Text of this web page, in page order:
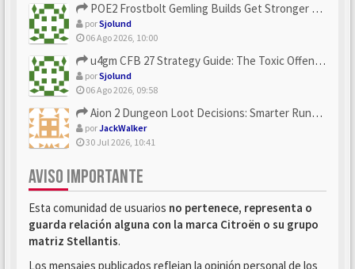
POE2 Frostbolt Gemling Builds Get Stronger With u4gm’s Ice C...
porSjolund
06 Ago 2026, 10:00
u4gm CFB 27 Strategy Guide: The Toxic Offensive Scheme Your ...
porSjolund
06 Ago 2026, 09:58
Aion 2 Dungeon Loot Decisions: Smarter Runs With U4N
porJackWalker
30 Jul 2026, 10:41
AVISO IMPORTANTE
Esta comunidad de usuarios no pertenece, representa o
guarda relación alguna con la marca Citroën o su grupo
matriz Stellantis.
Los mensajes publicados reflejan la opinión personal de los